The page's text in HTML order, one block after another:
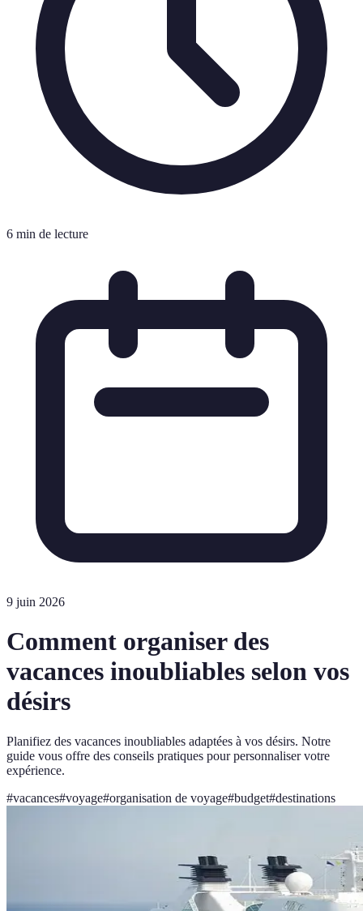
6 min de lecture
9 juin 2026
Comment organiser des
vacances inoubliables selon vos
désirs
Planifiez des vacances inoubliables adaptées à vos désirs. Notre
guide vous offre des conseils pratiques pour personnaliser votre
expérience.
#vacances#voyage#organisation de voyage#budget#destinations